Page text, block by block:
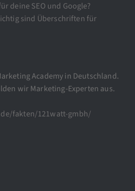
deine SEO und Google?
sind Überschriften für
Academy in Deutschland.
wir Marketing-Experten aus.
fakten/121watt-gmbh/